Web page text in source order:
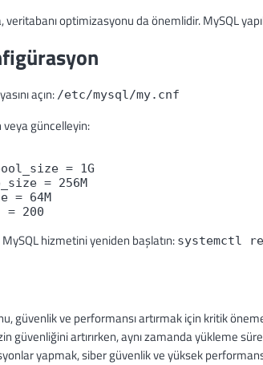
veritabanı optimizasyonu da önemlidir. MySQL
açın: /etc/mysql/my.cnf
veya güncelleyin:
= 1G
= 256M
= 64M
= 200
hizmetini yeniden başlatın: systemctl
güvenlik ve performansı artırmak için kritik
güvenliğini artırırken, aynı zamanda yükleme
yapmak, siber güvenlik ve yüksek